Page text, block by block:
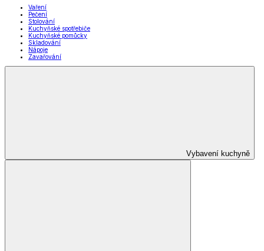
Vaření
Pečení
Stolování
Kuchyňské spotřebiče
Kuchyňské pomůcky
Skladování
Nápoje
Zavařování
Vybavení kuchyně